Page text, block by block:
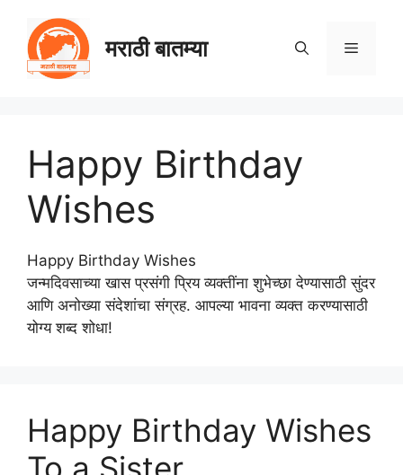
content
मराठी बातम्या Menu
Happy Birthday
Wishes
Happy Birthday Wishes
जन्मदिवसाच्या खास प्रसंगी प्रिय व्यक्तींना शुभेच्छा देण्यासाठी सुंदर
आणि अनोख्या संदेशांचा संग्रह. आपल्या भावना व्यक्त करण्यासाठी
योग्य शब्द शोधा!
Happy Birthday Wishes